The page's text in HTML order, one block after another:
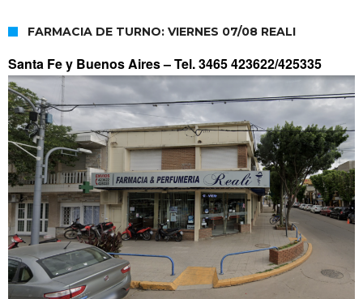
FARMACIA DE TURNO: VIERNES 07/08 REALI
Santa Fe y Buenos Aires –Tel. 3465 423622/425335